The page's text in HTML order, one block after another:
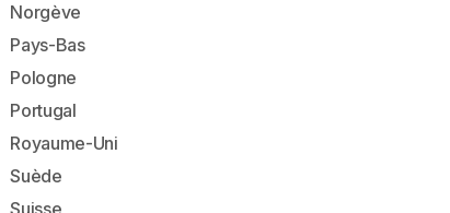
Norgève
Pays-Bas
Pologne
Portugal
Royaume-Uni
Suède
Suisse